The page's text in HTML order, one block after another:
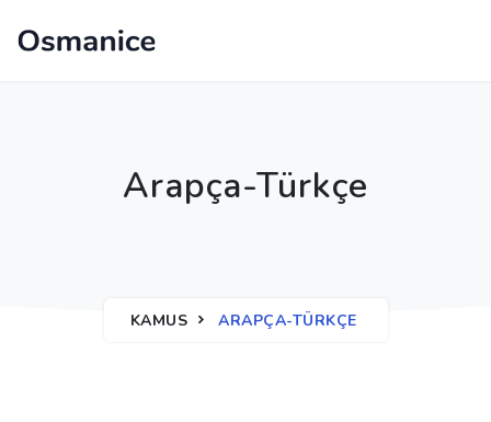
Arapça-Türkçe
KAMUS ARAPÇA-TÜRKÇE